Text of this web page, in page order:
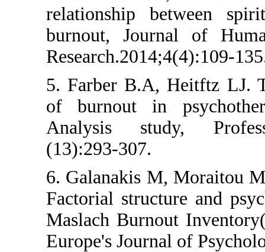
relationship
burnout, Journal
5. Farber B.A,
of burnout in
Analysis study,
(13):293-307.
6. Galanakis M,
Factorial structure
Maslach Burnout
Europe's Journal